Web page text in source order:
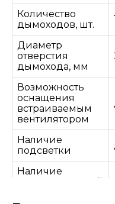
Количество
дымоходов, шт.
1
Диаметр
отверстия
дымохода, мм
Возможность
оснащения
встраиваемым
вентилятором
Наличие
подсветки
Наличие